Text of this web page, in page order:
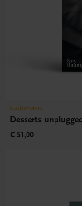
Gastronomie
Desserts unplugged
€ 51,00